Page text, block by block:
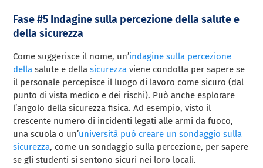
Fase #5 Indagine sulla percezione della salute e
della sicurezza
Come suggerisce il nome, un’indagine sulla percezione
della salute e dellasicurezza viene condotta per sapere se
il personale percepisce il luogo di lavoro come sicuro (dal
punto di vista medico e dei rischi). Può anche esplorare
l’angolo della sicurezza fisica. Ad esempio, visto il
crescente numero di incidenti legati alle armi da fuoco,
una scuola o un’università può creare un sondaggio sulla
sicurezza, come un sondaggio sulla percezione, per sapere
se gli studenti si sentono sicuri nei loro locali.